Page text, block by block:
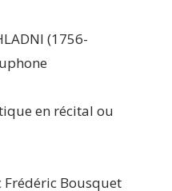
(1756-
en récital ou
Frédéric Bousquet